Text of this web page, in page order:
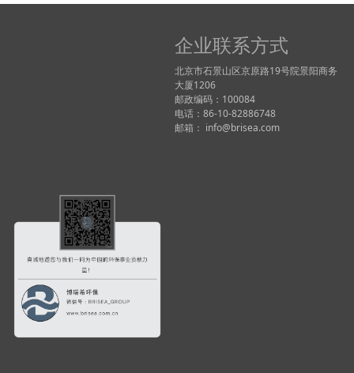
企业联系方式
北京市石景山区京原路19号院景阳商务
大厦1206
邮政编码：100084
电话：86-10-82886748
邮箱： info@brisea.com